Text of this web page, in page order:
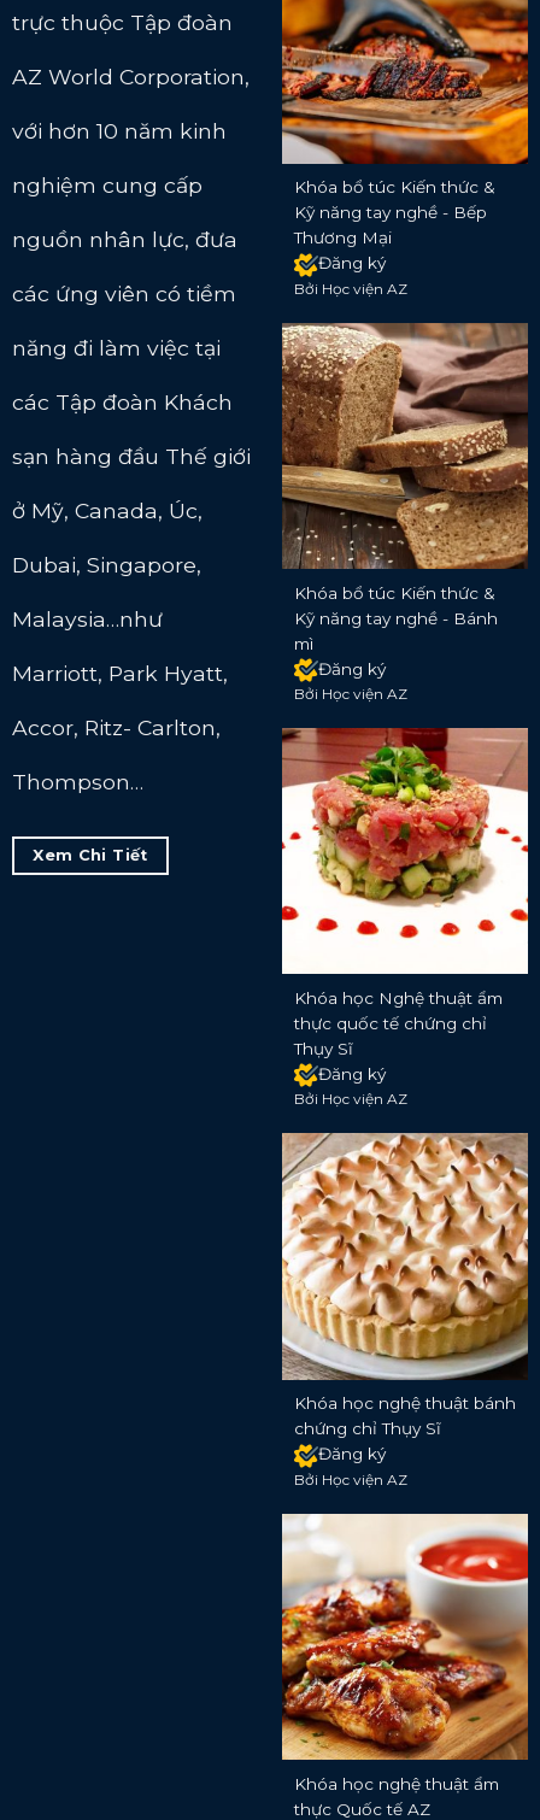
trực thuộc Tập đoàn
AZ World Corporation,
với hơn 10 năm kinh
nghiệm cung cấp
nguồn nhân lực, đưa
các ứng viên có tiềm
năng đi làm việc tại
các Tập đoàn Khách
sạn hàng đầu Thế giới
ở Mỹ, Canada, Úc,
Dubai, Singapore,
Malaysia…như
Marriott, Park Hyatt,
Accor, Ritz- Carlton,
Thompson…
Xem Chi Tiết
Khóa bổ túc Kiến thức &
Kỹ năng tay nghề - Bếp
Thương Mại
Đăng ký
Bởi Học viện AZ
Khóa bổ túc Kiến thức &
Kỹ năng tay nghề - Bánh
mì
Đăng ký
Bởi Học viện AZ
Khóa học Nghệ thuật ẩm
thực quốc tế chứng chỉ
Thụy Sĩ
Đăng ký
Bởi Học viện AZ
Khóa học nghệ thuật bánh
chứng chỉ Thụy Sĩ
Đăng ký
Bởi Học viện AZ
Khóa học nghệ thuật ẩm
thực Quốc tế AZ